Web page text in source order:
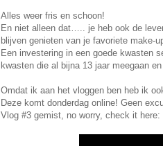
Alles weer fris en schoon!
En niet alleen dat….. je heb ook de
blijven genieten van je favoriete make-
Een investering in een goede kwasten
kwasten die al bijna 13 jaar meegaan
Omdat ik aan het vloggen ben heb ik
Deze komt donderdag online! Geen
Vlog #3 gemist, no worry, check it here: